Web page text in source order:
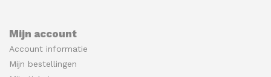
Mijn account
Account informatie
Mijn bestellingen